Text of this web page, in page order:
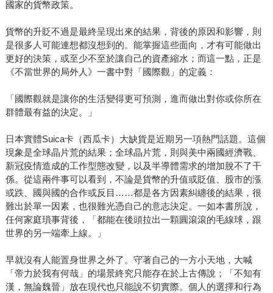
國家的貨幣政策。
貨幣的升貶不過是最終呈現出來的結果，背後的原因和影響，則
是很多人可能連想都沒想到的。能掌握這些面向，才有可能做出
更好的決策，或至少不至於讓自己的資產縮水；而這一點，正是
《不當世界的局外人》一書中對「國際觀」的定義：
「國際觀就是讓你的生活變得更可預測，進而做出對你或你所在
群體最有益的決定。」
日本實體Suica卡（西瓜卡）大缺貨是近期另一項熱門話題。這個
現象是全球晶片荒的結果；全球晶片荒，則與美中兩國經濟戰、
新冠疫情造成的工作型態改變，以及半導體需求的增加脫不了干
係。從這兩件事可以看到，不論是貨幣的升值或貶值、股市的漲
或跌、國與國的合作或反目……都是各方因素糾纏後的結果，很
難出於單一因素，也很難光憑自己的意志決定。一如本書所說，
任何家庭瑣事背後，「都能在後頭拉出一顆圓滾滾的毛線球，跟
世界的另一端牽上線。」
早就沒有人能置身世界之外了。守著自己的一方小天地，大喊
「帝力於我有何哉」的場景終究只能存在於上古傳說；「不知有
漢，無論魏晉」放在現代也只能說不切實際。個人的選擇和行為